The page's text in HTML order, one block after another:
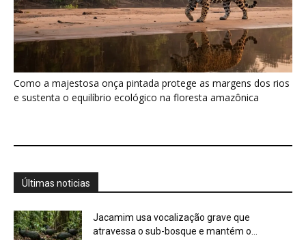
atravessa o sub-bosque e mantém o...
5 de agosto de 2026
Peixe-boi-amazônico usa lábios preênseis
para arrancar plantas e troca dentes durante...
5 de agosto de 2026
Você pode olhar para uma floresta e não
4 de agosto de 2026